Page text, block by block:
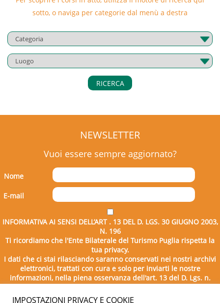
sotto, o naviga per categorie dal menù a destra
RICERCA
NEWSLETTER
Vuoi essere sempre aggiornato?
Nome
E-mail
INFORMATIVA AI SENSI DELL’ART . 13 DEL D. LGS. 30 GIUGNO 2003,
N. 196
Ti ricordiamo che l'Ente Bilaterale del Turismo Puglia rispetta la
tua privacy.
I dati che ci stai rilasciando saranno conservati nei nostri archivi
elettronici, trattati con cura e solo per inviarti le nostre
informazioni, nella piena osservanza dell'art. 13 del D. Lgs. n.
196/2003.
IMPOSTAZIONI PRIVACY E COOKIE